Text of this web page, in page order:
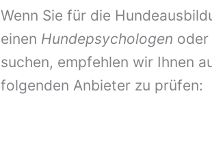
Wenn Sie für die
einen Hundepsychologen oder
suchen, empfehlen wir Ihnen
folgenden Anbieter zu prüfen: